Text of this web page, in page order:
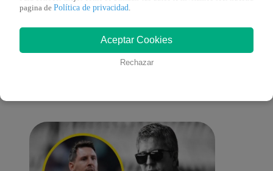
También te puede
pagina de Política de privacidad.
Aceptar Cookies
Rechazar